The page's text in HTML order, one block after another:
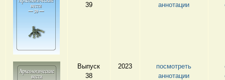
39
аннотации
Выпуск
38
2023
посмотреть
аннотации